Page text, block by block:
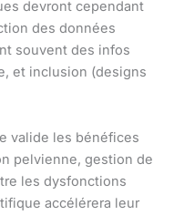
devront cependant
des données
souvent des infos
et inclusion (designs
valide les bénéfices
pelvienne, gestion de
les dysfonctions
accélérera leur